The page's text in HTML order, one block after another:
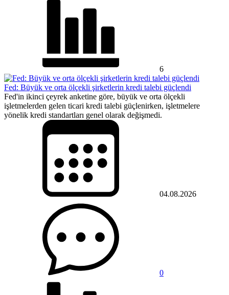
6
Fed: Büyük ve orta ölçekli şirketlerin kredi talebi güçlendi
Fed'in ikinci çeyrek anketine göre, büyük ve orta ölçekli
işletmelerden gelen ticari kredi talebi güçlenirken, işletmelere
yönelik kredi standartları genel olarak değişmedi.
04.08.2026
0